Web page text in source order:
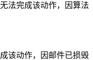
法完成该动作，因算法
该动作，因邮件已损毁